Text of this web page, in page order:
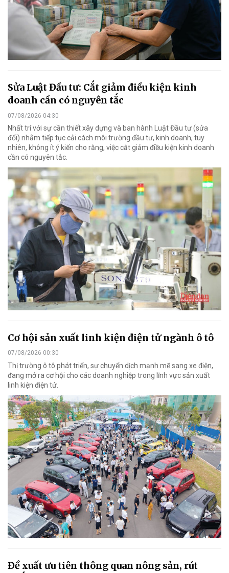
Sửa Luật Đầu tư: Cắt giảm điều kiện kinh
doanh cần có nguyên tắc
07/08/2026 04:30
Nhất trí với sự cần thiết xây dựng và ban hành Luật Đầu tư (sửa
đổi) nhằm tiếp tục cải cách môi trường đầu tư, kinh doanh, tuy
nhiên, không ít ý kiến cho rằng, việc cắt giảm điều kiện kinh doanh
cần có nguyên tắc.
Cơ hội sản xuất linh kiện điện tử ngành ô tô
07/08/2026 00:30
Thị trường ô tô phát triển, sự chuyển dịch mạnh mẽ sang xe điện,
đang mở ra cơ hội cho các doanh nghiệp trong lĩnh vực sản xuất
linh kiện điện tử.
Đề xuất ưu tiên thông quan nông sản, rút